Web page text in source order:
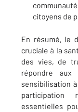
citoyens de
En résumé, le
cruciale à la
des vies, de
répondre aux
sensibilisation
participation
essentielles